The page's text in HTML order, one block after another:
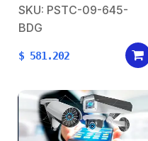
SKU: PSTC-09-645-
BDG
$ 581.202